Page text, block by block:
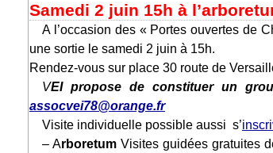
Samedi 2 juin 15h à
A l’occasion des « Portes ouvertes de Chèvreloup » qui se déroulent le WE du 2 et 3 juin 2018, VEI organise
une sortie le samedi 2 juin à 15h.
Rendez-vous sur place 30 route de
VEI propose de constituer un
assocvei78@orange.fr
Visite individuelle possible aussi s’
– ArboretumVisites guidées gratuites